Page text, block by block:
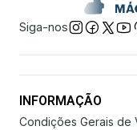
Siga-nos
INFORMAÇÃO
Condições Gerais de